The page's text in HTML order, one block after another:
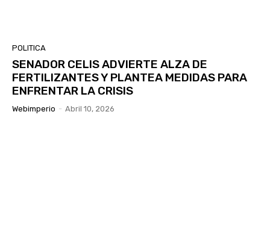
POLITICA
SENADOR CELIS ADVIERTE ALZA DE
FERTILIZANTES Y PLANTEA MEDIDAS PARA
ENFRENTAR LA CRISIS
Webimperio - Abril 10, 2026